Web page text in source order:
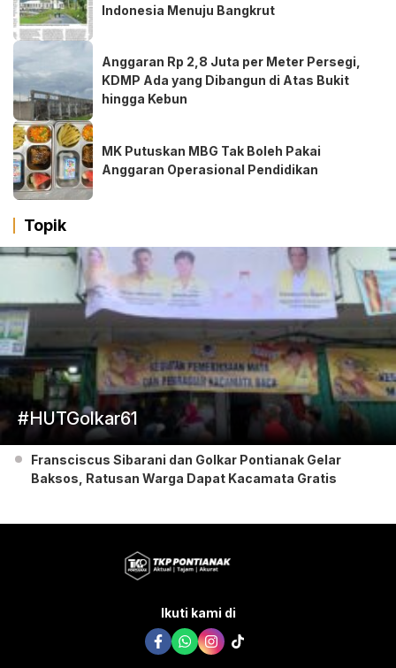
Indonesia Menuju Bangkrut
Anggaran Rp 2,8 Juta per Meter Persegi,
KDMP Ada yang Dibangun di Atas Bukit
hingga Kebun
MK Putuskan MBG Tak Boleh Pakai
Anggaran Operasional Pendidikan
Topik
#HUTGolkar61
Fransciscus Sibarani dan Golkar Pontianak Gelar
Baksos, Ratusan Warga Dapat Kacamata Gratis
Ikuti kami di